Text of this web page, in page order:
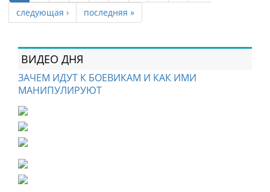
следующая ›
последняя »
ВИДЕО ДНЯ
ЗАЧЕМ ИДУТ К БОЕВИКАМ И КАК ИМИ
МАНИПУЛИРУЮТ